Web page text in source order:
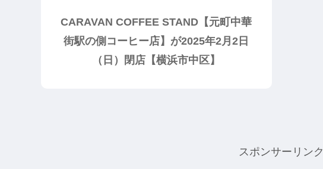
CARAVAN COFFEE STAND【元町中華
街駅の側コーヒー店】が2025年2月2日
（日）閉店【横浜市中区】
スポンサーリンク